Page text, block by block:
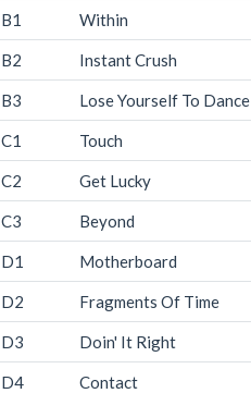
B1 Within
B2 Instant Crush
B3 Lose Yourself To Dance
C1 Touch
C2 Get Lucky
C3 Beyond
D1 Motherboard
D2 Fragments Of Time
D3 Doin' It Right
D4 Contact